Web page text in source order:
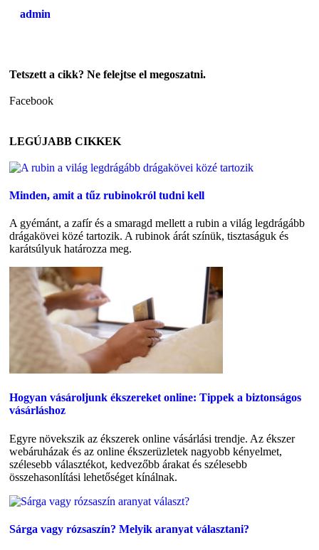
admin
Tetszett a cikk? Ne felejtse el megoszatni.
Facebook
LEGÚJABB CIKKEK
Minden, amit a tűz rubinokról tudni kell
A gyémánt, a zafír és a smaragd mellett a rubin a világ legdrágább
drágakövei közé tartozik. A rubinok árát színük, tisztaságuk és
karátsúlyuk határozza meg.
Hogyan vásároljunk ékszereket online: Tippek a biztonságos
vásárláshoz
Egyre növekszik az ékszerek online vásárlási trendje. Az ékszer
webáruházak és az online ékszerüzletek nagyobb kényelmet,
szélesebb választékot, kedvezőbb árakat és szélesebb
összehasonlítási lehetőséget kínálnak.
Sárga vagy rózsaszín? Melyik aranyat választani?